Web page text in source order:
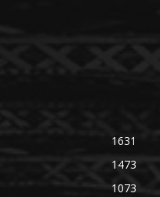
1631
1473
1073